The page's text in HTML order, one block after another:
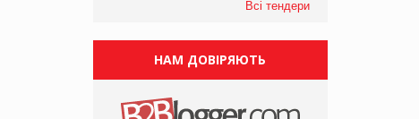
Всі тендери
НАМ ДОВІРЯЮТЬ